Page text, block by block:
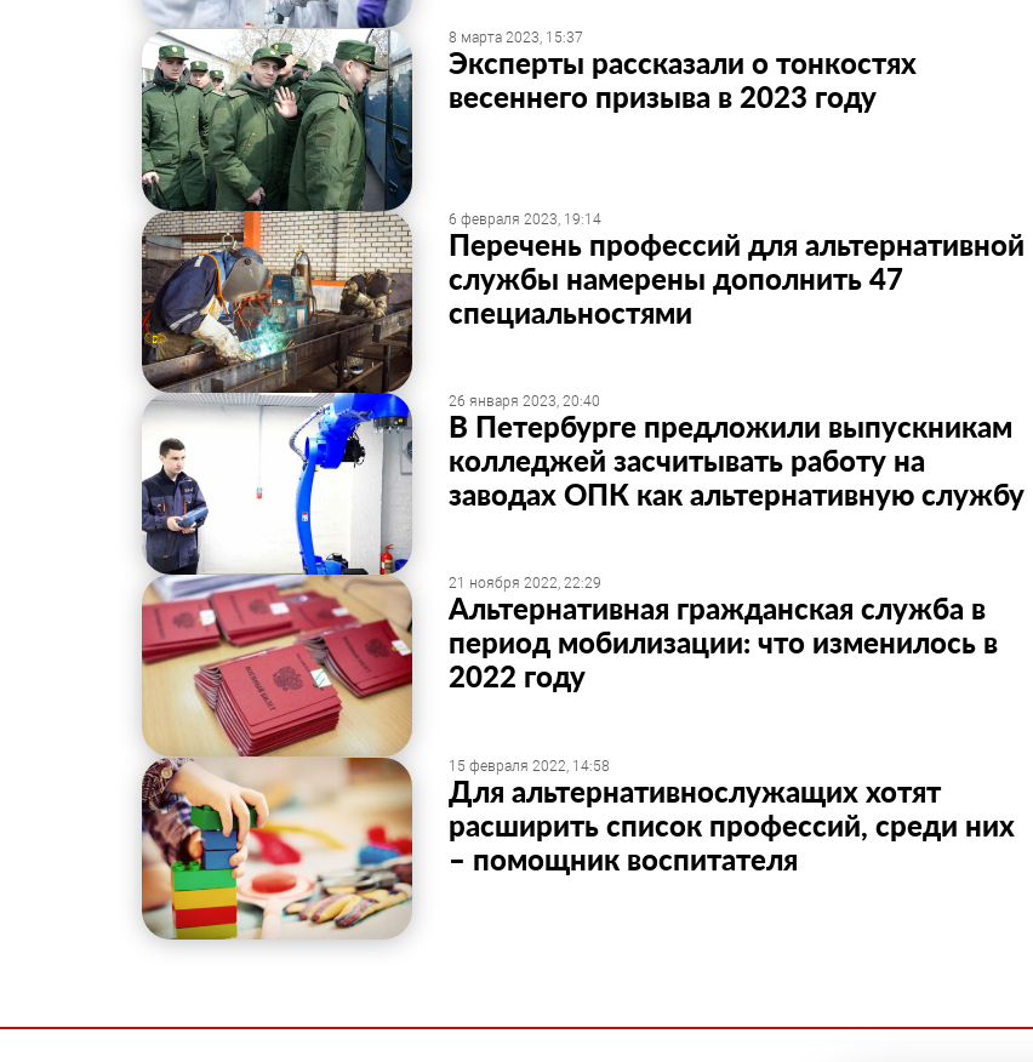
8 марта 2023, 15:37
Эксперты рассказали о тонкостях
весеннего призыва в 2023 году
6 февраля 2023, 19:14
Перечень профессий для альтернативной
службы намерены дополнить 47
специальностями
26 января 2023, 20:40
В Петербурге предложили выпускникам
колледжей засчитывать работу на
заводах ОПК как альтернативную службу
21 ноября 2022, 22:29
Альтернативная гражданская служба в
период мобилизации: что изменилось в
2022 году
15 февраля 2022, 14:58
Для альтернативнослужащих хотят
расширить список профессий, среди них
– помощник воспитателя